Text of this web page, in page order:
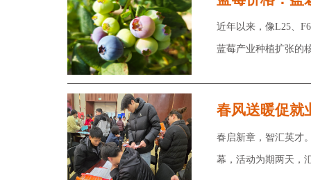
近年以来，像L25、
蓝莓产业种植扩张的
春风送暖促就
春启新章，智汇英才
幕，活动为期两天，